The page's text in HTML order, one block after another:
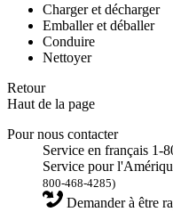
Charger et décharger
Emballer et déballer
Conduire
Nettoyer
Retour
Haut de la page
Pour nous contacter
Service en français 1-
Service pour
800-468-4285)
Demander à être